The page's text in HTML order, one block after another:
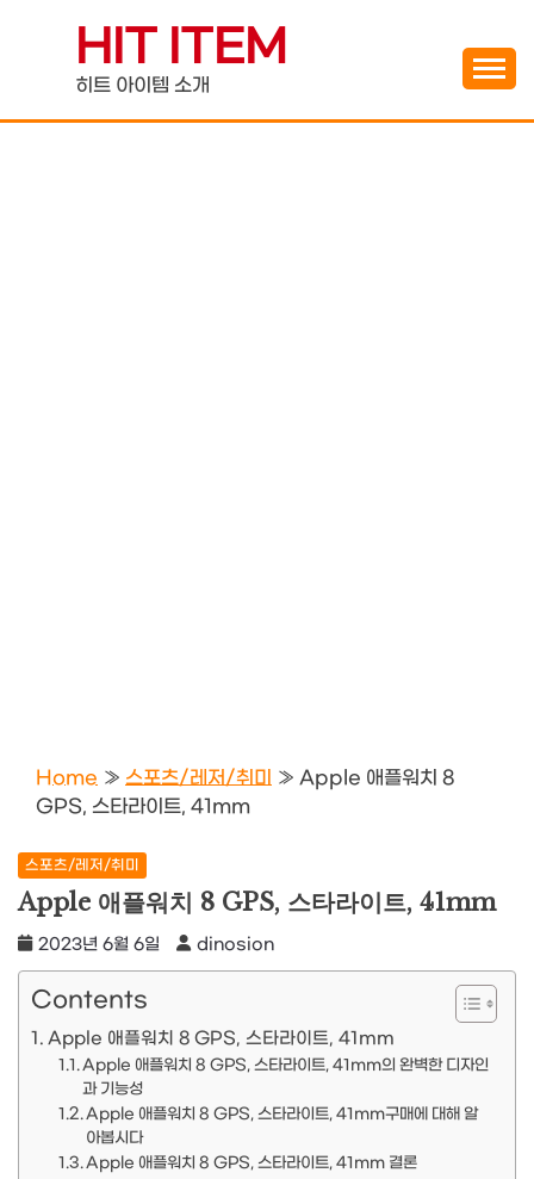
contentHIT ITEM
히트 아이템 소개
Home » 스포츠/레저/취미 » Apple 애플워치 8
GPS, 스타라이트, 41mm
스포츠/레저/취미
Apple 애플워치 8 GPS, 스타라이트, 41mm
2023년 6월 6일 dinosion
Contents
Apple 애플워치 8 GPS, 스타라이트, 41mm
Apple 애플워치 8 GPS, 스타라이트, 41mm의 완벽한 디자인
과 기능성
Apple 애플워치 8 GPS, 스타라이트, 41mm구매에 대해 알
아봅시다
Apple 애플워치 8 GPS, 스타라이트, 41mm 결론